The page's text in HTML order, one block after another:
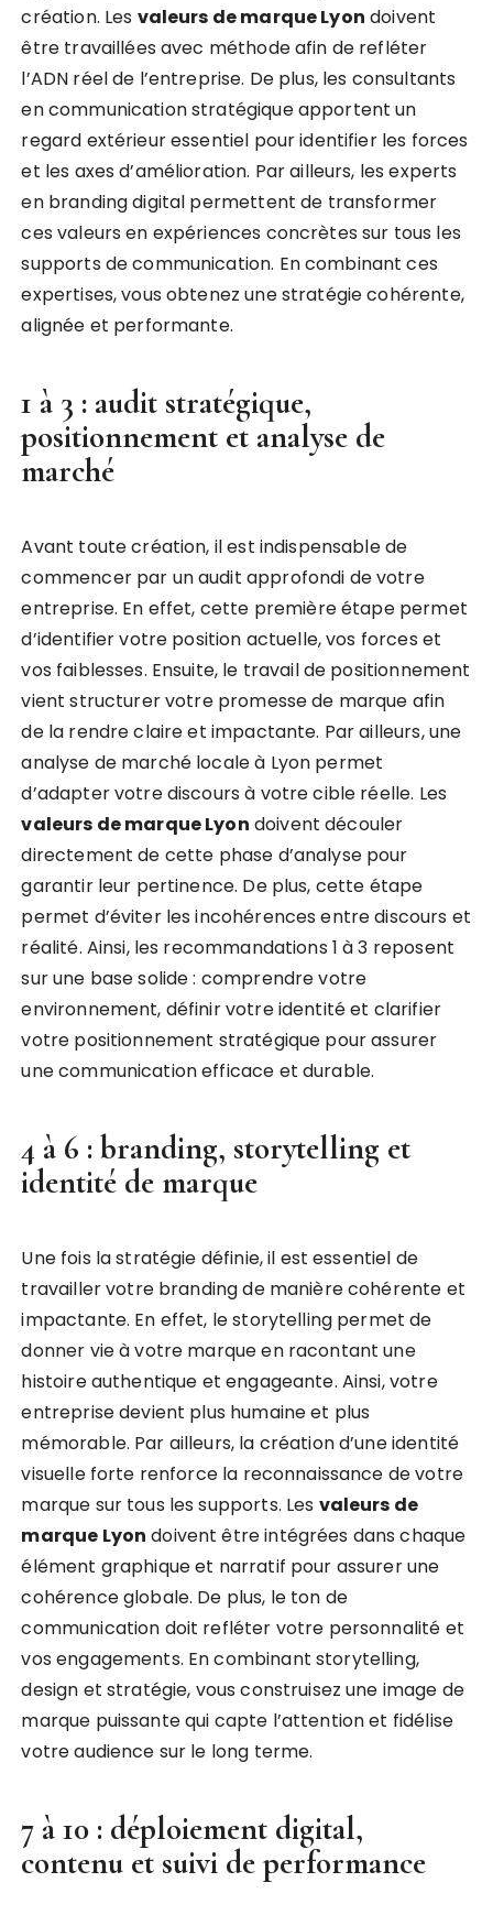
création. Les valeurs de marque Lyon doivent
être travaillées avec méthode afin de refléter
l’ADN réel de l’entreprise. De plus, les consultants
en communication stratégique apportent un
regard extérieur essentiel pour identifier les forces
et les axes d’amélioration. Par ailleurs, les experts
en branding digital permettent de transformer
ces valeurs en expériences concrètes sur tous les
supports de communication. En combinant ces
expertises, vous obtenez une stratégie cohérente,
alignée et performante.
1 à 3 : audit stratégique,
positionnement et analyse de
marché
Avant toute création, il est indispensable de
commencer par un audit approfondi de votre
entreprise. En effet, cette première étape permet
d’identifier votre position actuelle, vos forces et
vos faiblesses. Ensuite, le travail de positionnement
vient structurer votre promesse de marque afin
de la rendre claire et impactante. Par ailleurs, une
analyse de marché locale à Lyon permet
d’adapter votre discours à votre cible réelle. Les
valeurs de marque Lyon doivent découler
directement de cette phase d’analyse pour
garantir leur pertinence. De plus, cette étape
permet d’éviter les incohérences entre discours et
réalité. Ainsi, les recommandations 1 à 3 reposent
sur une base solide : comprendre votre
environnement, définir votre identité et clarifier
votre positionnement stratégique pour assurer
une communication efficace et durable.
4 à 6 : branding, storytelling et
identité de marque
Une fois la stratégie définie, il est essentiel de
travailler votre branding de manière cohérente et
impactante. En effet, le storytelling permet de
donner vie à votre marque en racontant une
histoire authentique et engageante. Ainsi, votre
entreprise devient plus humaine et plus
mémorable. Par ailleurs, la création d’une identité
visuelle forte renforce la reconnaissance de votre
marque sur tous les supports. Les valeurs de
marque Lyon doivent être intégrées dans chaque
élément graphique et narratif pour assurer une
cohérence globale. De plus, le ton de
communication doit refléter votre personnalité et
vos engagements. En combinant storytelling,
design et stratégie, vous construisez une image de
marque puissante qui capte l’attention et fidélise
votre audience sur le long terme.
7 à 10 : déploiement digital,
contenu et suivi de performance